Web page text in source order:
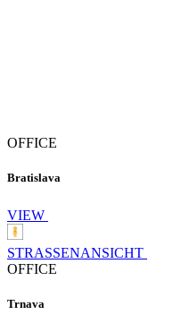
OFFICE
Bratislava
VIEW
STRASSENANSICHT
OFFICE
Trnava